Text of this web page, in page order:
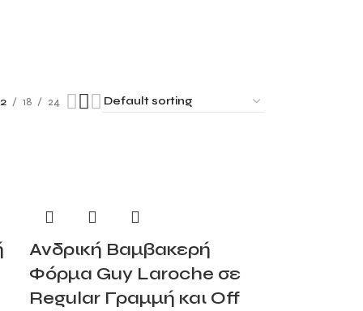
18 24
Ανδρική Βαμβακερή
Φόρμα Guy Laroche σε
Regular Γραμμή και Off